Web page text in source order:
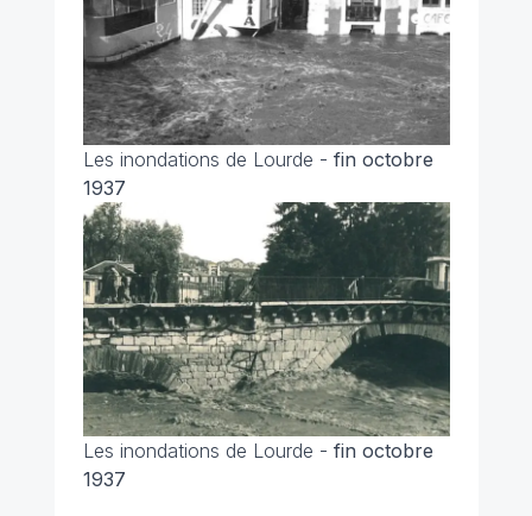
Les inondations de Lourde - fin octobre
1937
Les inondations de Lourde - fin octobre
1937